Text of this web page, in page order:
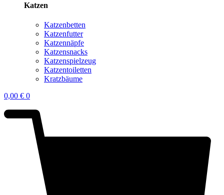
Katzen
Katzenbetten
Katzenfutter
Katzennäpfe
Katzensnacks
Katzenspielzeug
Katzentoiletten
Kratzbäume
0,00 € 0